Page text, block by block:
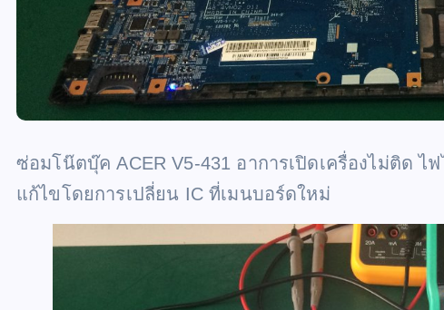
ซ่อมโน๊ตบุ๊ค ACER V5-431 อาการเปิดเครื่องไม่ติด ไ
แก้ไขโดยการเปลี่ยน IC ที่เมนบอร์ดใหม่